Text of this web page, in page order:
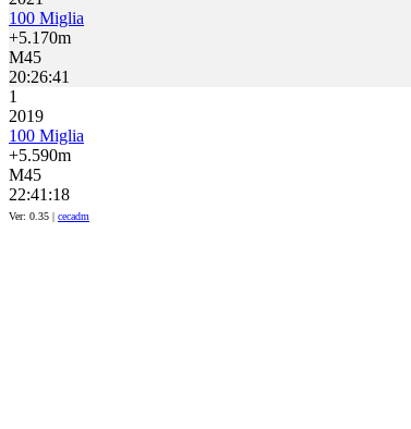
100 Miglia
+5.170m
M45
20:26:41
1
2019
100 Miglia
+5.590m
M45
22:41:18
Ver: 0.35 | cecadm